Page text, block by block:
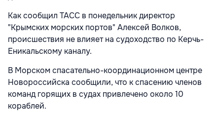
Как сообщил ТАСС в понедельник директор
"Крымских морских портов" Алексей Волков,
происшествия не влияет на судоходство по Керчь-
Еникальскому каналу.
В Морском спасательно-координационном центре
Новороссийска сообщили, что к спасению членов
команд горящих в судах привлечено около 10
кораблей.